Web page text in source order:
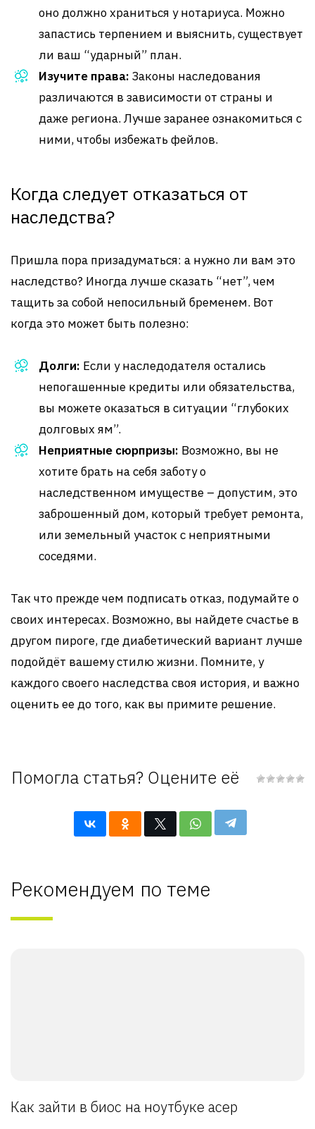
оно должно храниться у нотариуса. Можно
запастись терпением и выяснить, существует
ли ваш “ударный” план.
Изучите права: Законы наследования
различаются в зависимости от страны и
даже региона. Лучше заранее ознакомиться с
ними, чтобы избежать фейлов.
Когда следует отказаться от
наследства?
Пришла пора призадуматься: а нужно ли вам это
наследство? Иногда лучше сказать “нет”, чем
тащить за собой непосильный бременем. Вот
когда это может быть полезно:
Долги: Если у наследодателя остались
непогашенные кредиты или обязательства,
вы можете оказаться в ситуации “глубоких
долговых ям”.
Неприятные сюрпризы: Возможно, вы не
хотите брать на себя заботу о
наследственном имуществе – допустим, это
заброшенный дом, который требует ремонта,
или земельный участок с неприятными
соседями.
Так что прежде чем подписать отказ, подумайте о
своих интересах. Возможно, вы найдете счастье в
другом пироге, где диабетический вариант лучше
подойдёт вашему стилю жизни. Помните, у
каждого своего наследства своя история, и важно
оценить ее до того, как вы примите решение.
Помогла статья? Оцените её
Рекомендуем по теме
Как зайти в биос на ноутбуке асер